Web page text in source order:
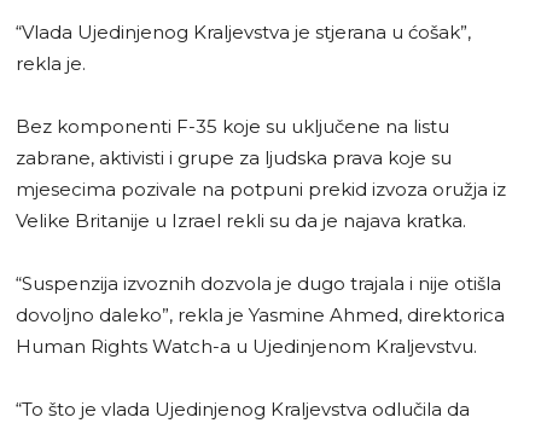
“Vlada Ujedinjenog Kraljevstva je stjerana u ćošak”,
rekla je.
Bez komponenti F-35 koje su uključene na listu
zabrane, aktivisti i grupe za ljudska prava koje su
mjesecima pozivale na potpuni prekid izvoza oružja iz
Velike Britanije u Izrael rekli su da je najava kratka.
“Suspenzija izvoznih dozvola je dugo trajala i nije otišla
dovoljno daleko”, rekla je Yasmine Ahmed, direktorica
Human Rights Watch-a u Ujedinjenom Kraljevstvu.
“To što je vlada Ujedinjenog Kraljevstva odlučila da